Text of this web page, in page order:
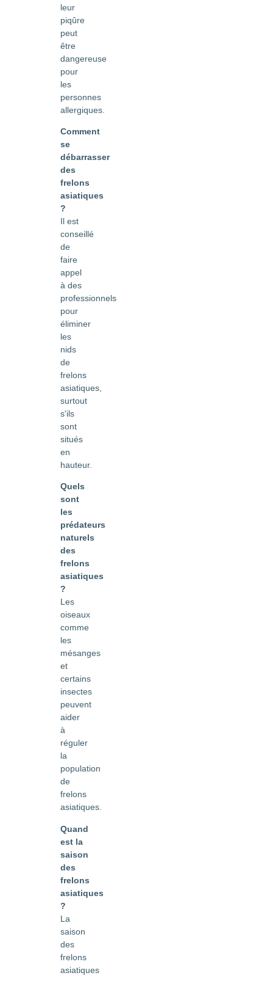
leur
piqûre
peut
être
dangereuse
pour
les
personnes
allergiques.
Comment
se
débarrasser
des
frelons
asiatiques
?
Il est
conseillé
de
faire
appel
à des
professionnels
pour
éliminer
les
nids
de
frelons
asiatiques,
surtout
s'ils
sont
situés
en
hauteur.
Quels
sont
les
prédateurs
naturels
des
frelons
asiatiques
?
Les
oiseaux
comme
les
mésanges
et
certains
insectes
peuvent
aider
à
réguler
la
population
de
frelons
asiatiques.
Quand
est la
saison
des
frelons
asiatiques
?
La
saison
des
frelons
asiatiques